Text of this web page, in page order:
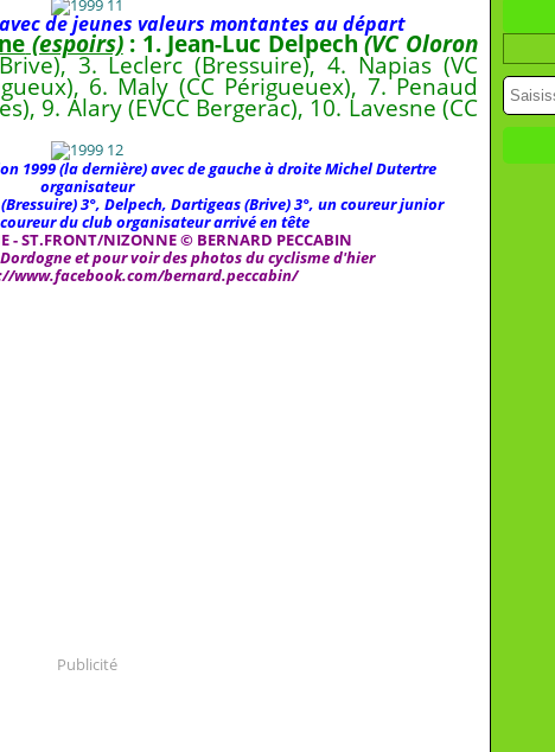
de jeunes valeurs montantes au départ
(espoirs): 1. Jean-Luc Delpech(VC Oloron
3. Leclerc (Bressuire), 4. Napias (VC
6. Maly (CC Périgueuex), 7. Penaud
9. Alary (EVCC Bergerac), 10. Lavesne (CC
1999 (la dernière) avec de gauche à droite Michel Dutertre
organisateur
3°, Delpech, Dartigeas (Brive) 3°, un coureur junior
du club organisateur arrivé en tête
- ST.FRONT/NIZONNE © BERNARD PECCABIN
et pour voir des photos du cyclisme d'hier
www.facebook.com/bernard.peccabin/
Publicité